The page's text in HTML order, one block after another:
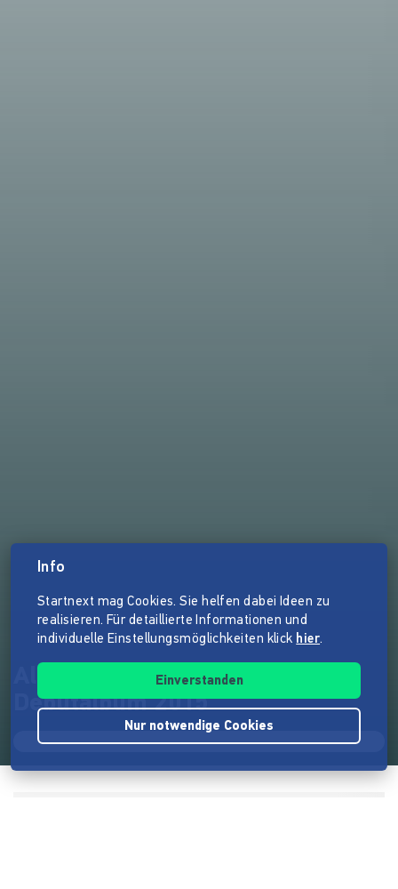
Alice Ruff - OVERLOAD -
Debutalbum 2015
Info
Startnext mag Cookies. Sie helfen dabei Ideen zu
realisieren. Für detaillierte Informationen und
individuelle Einstellungsmöglichkeiten klick hier.
Einverstanden
Nur notwendige Cookies